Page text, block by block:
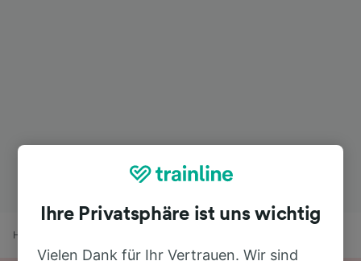
Home
Ihre Privatsphäre ist uns wichtig
Vielen Dank für Ihr Vertrauen. Wir sind